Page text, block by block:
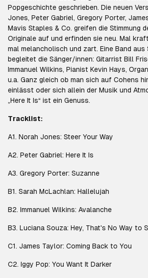
Popgeschichte geschrieben. Die neuen
Jones, Peter Gabriel, Gregory Porter,
Mavis Staples & Co. greifen die Stimmung
Originale auf und erfinden sie neu. Mal
mal melancholisch und zart. Eine Band aus
begleitet die Sänger/innen: Gitarrist Bill
Immanuel Wilkins, Pianist Kevin Hays,
u.a. Ganz gleich ob man sich auf Cohens
einlässt oder sich allein der Musik und
„Here It Is“ ist ein Genuss.
Tracklist:
A1. Norah Jones: Steer Your Way
A2. Peter Gabriel: Here It Is
A3. Gregory Porter: Suzanne
B1. Sarah McLachlan: Hallelujah
B2. Immanuel Wilkins: Avalanche
B3. Luciana Souza: Hey, That's No Way to
C1. James Taylor: Coming Back to You
C2. Iggy Pop: You Want It Darker